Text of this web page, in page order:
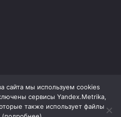
сайта мы используем cookies
сервисы Yandex.Metrika,
также использует файлы